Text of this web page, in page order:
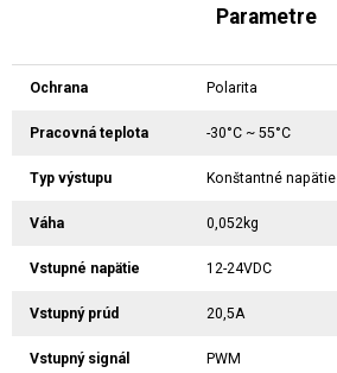
Parametre
Ochrana Polarita
Pracovná teplota -30°C ~ 55°C
Typ výstupu Konštantné napätie
Váha 0,052kg
Vstupné napätie 12-24VDC
Vstupný prúd 20,5A
Vstupný signál PWM